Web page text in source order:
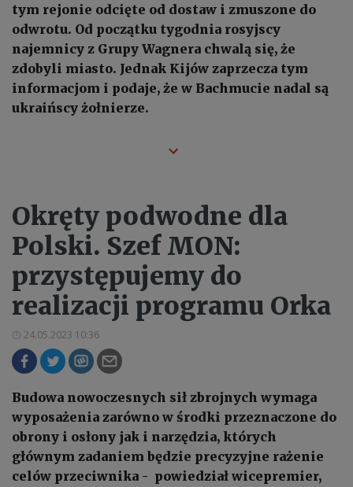
tym rejonie odcięte od dostaw i zmuszone do
odwrotu. Od początku tygodnia rosyjscy
najemnicy z Grupy Wagnera chwalą się, że
zdobyli miasto. Jednak Kijów zaprzecza tym
informacjom i podaje, że w Bachmucie nadal są
ukraińscy żołnierze.
Okręty podwodne dla
Polski. Szef MON:
przystępujemy do
realizacji programu Orka
24.05.2023 10:36
Budowa nowoczesnych sił zbrojnych wymaga
wyposażenia zarówno w środki przeznaczone do
obrony i osłony jak i narzędzia, których
głównym zadaniem będzie precyzyjne rażenie
celów przeciwnika - powiedział wicepremier,